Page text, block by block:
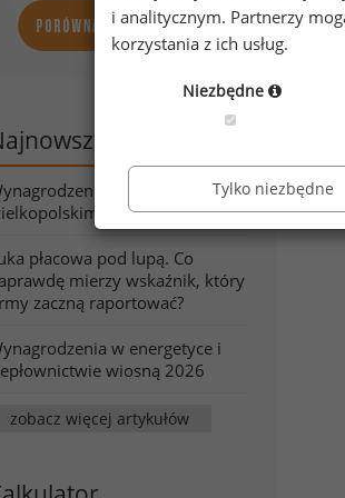
artykuły
w województwie
wiosną 2026
płacowa pod lupą. Co
mierzy wskaźnik, który
zaczną raportować?
w energetyce i
wiosną 2026
zobacz więcej artykułów
i analitycznym. Partnerzy
korzystania z ich usług.
Niezbędne
Tylko niezbędne